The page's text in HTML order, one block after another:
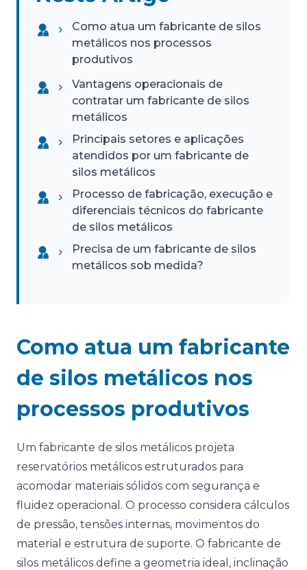
Como atua um fabricante de silos
metálicos nos processos
produtivos
Vantagens operacionais de
contratar um fabricante de silos
metálicos
Principais setores e aplicações
atendidos por um fabricante de
silos metálicos
Processo de fabricação, execução e
diferenciais técnicos do fabricante
de silos metálicos
Precisa de um fabricante de silos
metálicos sob medida?
Como atua um fabricante
de silos metálicos nos
processos produtivos
Um fabricante de silos metálicos projeta
reservatórios metálicos estruturados para
acomodar materiais sólidos com segurança e
fluidez operacional. O processo considera cálculos
de pressão, tensões internas, movimentos do
material e estrutura de suporte. O fabricante de
silos metálicos define a geometria ideal, inclinação